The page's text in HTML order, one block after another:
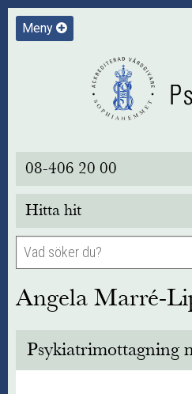
Meny
08-406 20 00
Hitta hit
Angela Marré-
Psykiatrimottagning